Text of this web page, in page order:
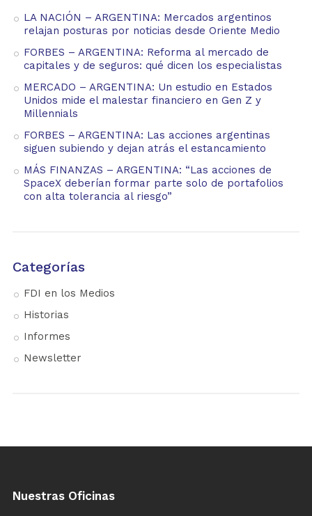
LA NACIÓN – ARGENTINA: Mercados argentinos
relajan posturas por noticias desde Oriente Medio
FORBES – ARGENTINA: Reforma al mercado de
capitales y de seguros: qué dicen los especialistas
MERCADO – ARGENTINA: Un estudio en Estados
Unidos mide el malestar financiero en Gen Z y
Millennials
FORBES – ARGENTINA: Las acciones argentinas
siguen subiendo y dejan atrás el estancamiento
MÁS FINANZAS – ARGENTINA: “Las acciones de
SpaceX deberían formar parte solo de portafolios
con alta tolerancia al riesgo”
Categorías
FDI en los Medios
Historias
Informes
Newsletter
Nuestras Oficinas